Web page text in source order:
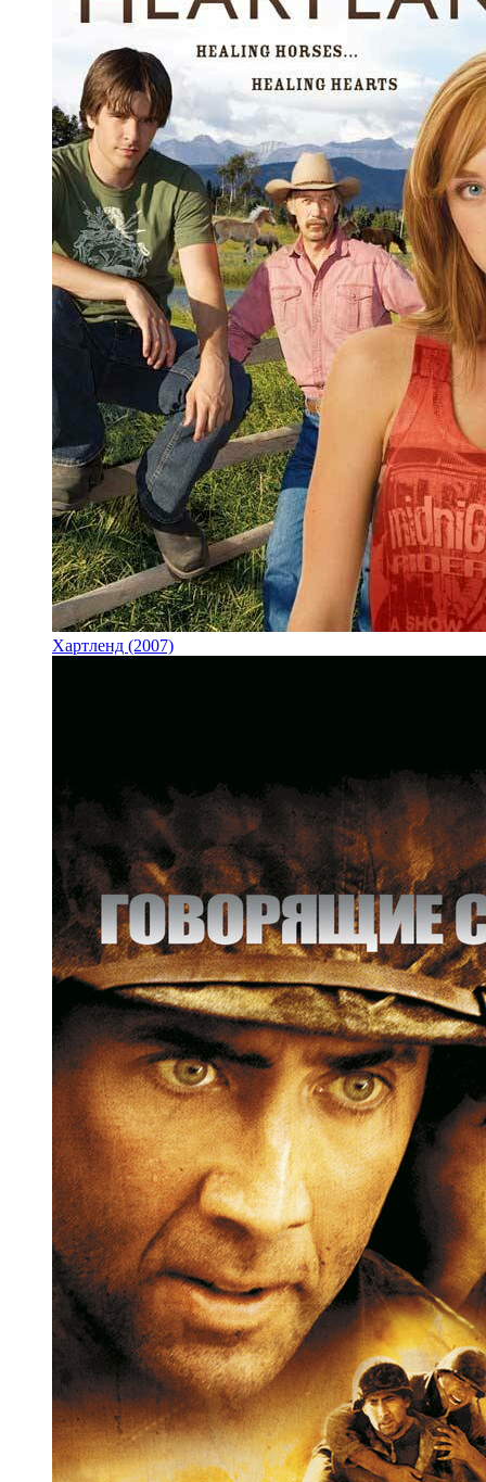
Хартленд (2007)